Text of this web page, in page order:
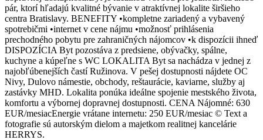
pár, ktorí hľadajú kvalitné bývanie v atraktívnej lokalite širšieho
centra Bratislavy. BENEFITY •kompletne zariadený a vybavený
spotrebičmi •internet v cene nájmu •možnosť prihlásenia
prechodného pobytu pre zahraničných nájomcov •k dispozícii ihneď
DISPOZÍCIA Byt pozostáva z predsiene, obývačky, spálne,
kuchyne a kúpeľne s WC LOKALITA Byt sa nachádza v jednej z
najobľúbenejších častí Ružinova. V pešej dostupnosti nájdete OC
Nivy, Dulovo námestie, obchody, reštaurácie, kaviarne, služby aj
zastávky MHD. Lokalita ponúka ideálne spojenie mestského života,
komfortu a výbornej dopravnej dostupnosti. CENA Nájomné: 630
EUR/mesiacEnergie vrátane internetu: 250 EUR/mesiac © Text a
fotografie sú autorským dielom a majetkom realitnej kancelárie
HERRYS.